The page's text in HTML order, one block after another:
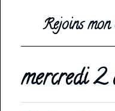
Rejoins mon
mercredi 2